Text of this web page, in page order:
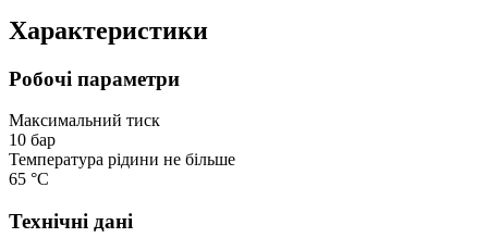
Характеристики
Робочі параметри
Максимальний тиск
10 бар
Температура рідини не більше
65 °С
Технічні дані